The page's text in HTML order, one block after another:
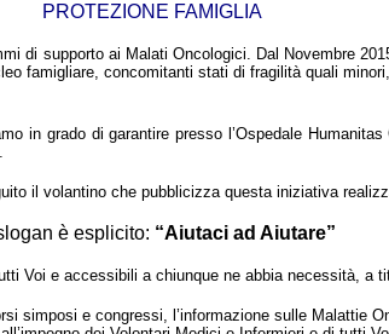
PROTEZIONE FAMIGLIA
di supporto ai Malati Oncologici. Dal Novembre
famigliare, concomitanti stati di fragilità quali
in grado di garantire presso l’Ospedale
il volantino che pubblicizza questa iniziativa
è esplicito: “Aiutaci ad Aiutare”
Voi e accessibili a chiunque ne abbia necessità, a
simposi e congressi, l’informazione sulle Malattie